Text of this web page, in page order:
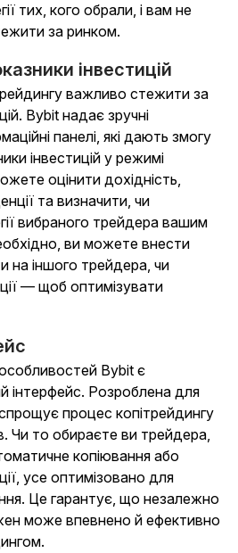
тих, кого обрали, і вам не
за ринком.
інвестицій
важливо стежити за
Bybit надає зручні
панелі, які дають змогу
інвестицій у режимі
оцінити дохідність,
та визначити, чи
вибраного трейдера вашим
ви можете внести
на іншого трейдера, чи
— щоб оптимізувати
Bybit є
інтерфейс. Розроблена для
процес копітрейдингу
Чи то обираєте ви трейдера,
копіювання або
усе оптимізовано для
Це гарантує, що незалежно
може впевнено й ефективно